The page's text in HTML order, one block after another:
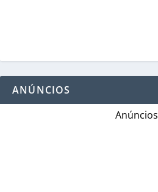
ANÚNCIOS
Anúncios